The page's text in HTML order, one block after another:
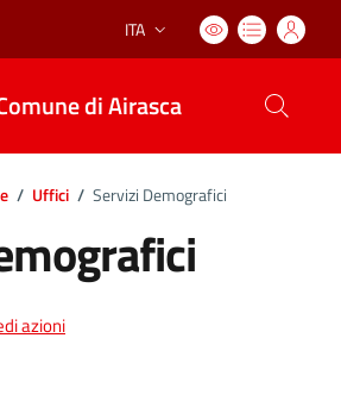
Lingua attiva:
ITA
di Airasca
/ Uffici / Servizi Demografici
azioni